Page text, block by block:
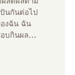
นกันต่อไป
งฉัน ฉัน
บกินผลไม้
ใหญ่ที่บ้าน
นให้เห็น